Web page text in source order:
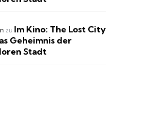
zu Im Kino: The Lost City
Geheimnis der
Stadt